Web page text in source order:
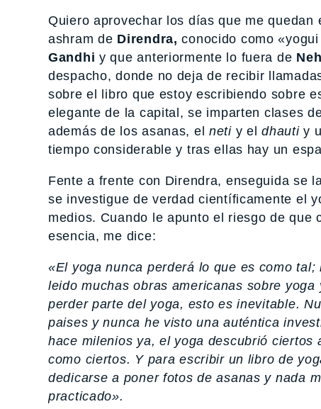
Quiero aprovechar los días que me
ashram de Direndra, conocido como
Gandhi y que anteriormente lo fuera de
despacho, donde no deja de recibir
sobre el libro que estoy escribiendo sobre
elegante de la capital, se imparten clases
además de los asanas, elnetiy eldhautiy
tiempo considerable y tras ellas hay un
Fente a frente con Direndra, enseguida se
se investigue de verdad científicamente el
medios. Cuando le apunto el riesgo de que
esencia, me dice:
«El yoga nunca perderá lo que es como
leido muchas obras americanas sobre
perder parte del yoga, esto es inevitable.
paises y nunca he visto una auténtica
hace milenios ya, el yoga descubrió
como ciertos. Y para escribir un libro de
dedicarse a poner fotos de asanas y nada
practicado».